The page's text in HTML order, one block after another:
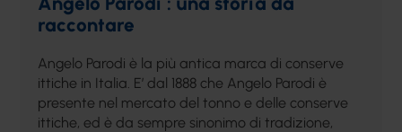
raccontare
Angelo Parodi è la più antica marca di conserve
ittiche in Italia. E’ dal 1888 che Angelo Parodi è
presente nel mercato del tonno e delle conserve
ittiche, ed è da sempre sinonimo di tradizione,